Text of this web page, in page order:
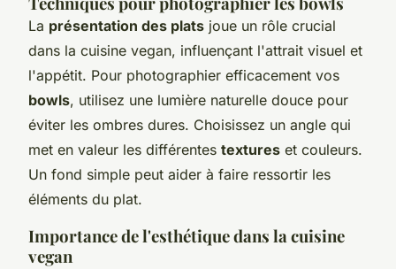
La présentation des plats joue un rôle crucial
dans la cuisine vegan, influençant l'attrait visuel et
l'appétit. Pour photographier efficacement vos
bowls, utilisez une lumière naturelle douce pour
éviter les ombres dures. Choisissez un angle qui
met en valeur les différentes textures et couleurs.
Un fond simple peut aider à faire ressortir les
éléments du plat.
Importance de l'esthétique dans la cuisine
vegan